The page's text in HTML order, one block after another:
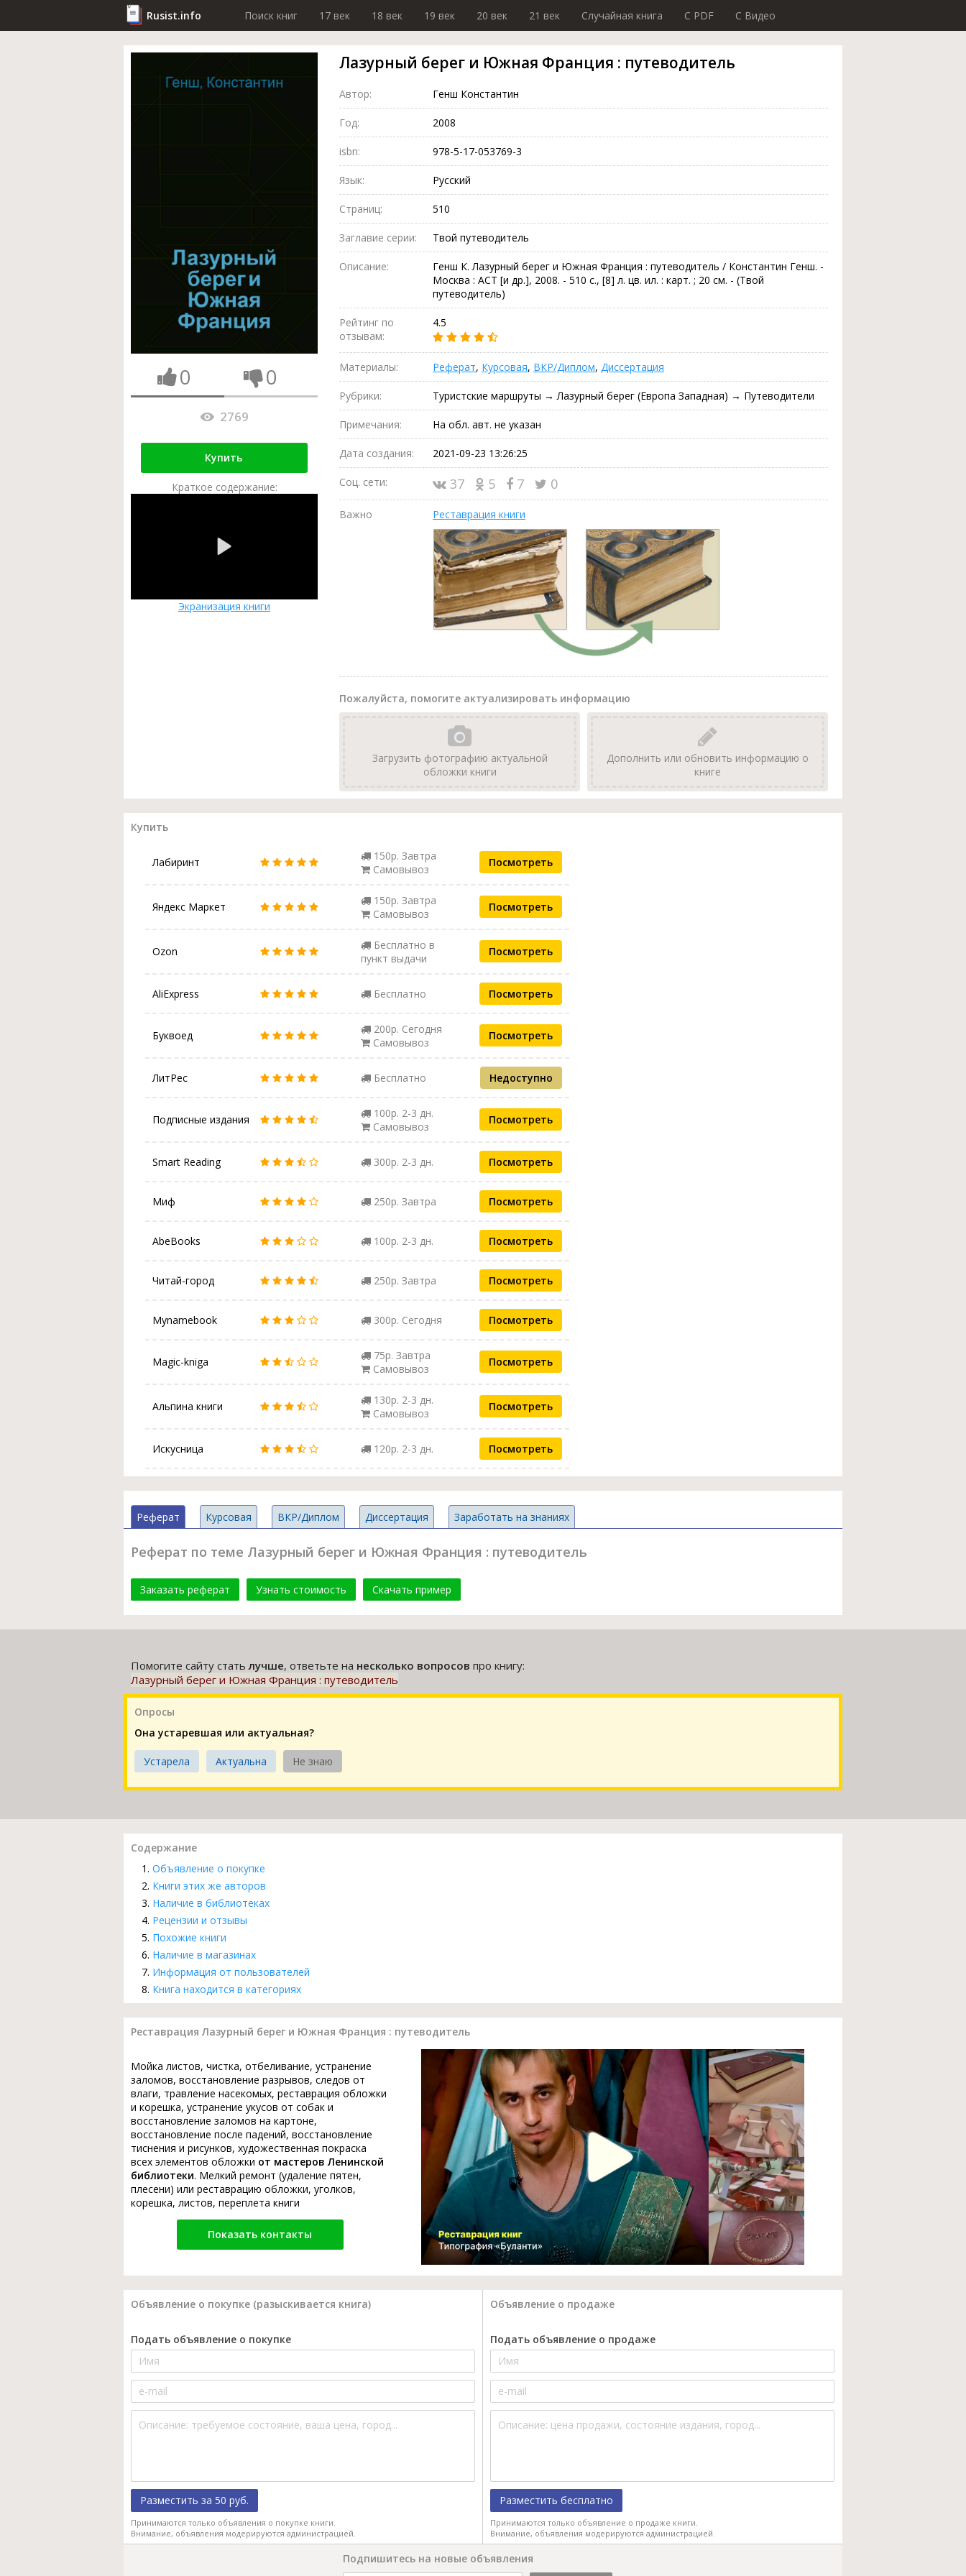
Rusist.info Поиск книг 17 век 18 век 19 век 20 век 21 век Случайная книга C PDF C Видео
0 0
2769
Купить
Краткое содержание:
Экранизация книги
Лазурный берег и Южная Франция : путеводитель
Автор: Генш Константин
Год: 2008
isbn: 978-5-17-053769-3
Язык: Русский
Страниц: 510
Заглавие серии: Твой путеводитель
Описание:
Генш К. Лазурный берег и Южная Франция : путеводитель / Константин Генш. -
Москва : АСТ [и др.], 2008. - 510 с., [8] л. цв. ил. : карт. ; 20 см. - (Твой
путеводитель)
Рейтинг по
отзывам:
4.5
Материалы: Реферат, Курсовая, ВКР/Диплом, Диссертация
Рубрики: Туристские маршруты → Лазурный берег (Европа Западная) → Путеводители
Примечания: На обл. авт. не указан
Дата создания: 2021-09-23 13:26:25
Соц. сети: 37 5 7 0
Важно Реставрация книги
Пожалуйста, помогите актуализировать информацию
Загрузить фотографию актуальной
обложки книги
Дополнить или обновить информацию о
книге
Купить
Лабиринт
150р. Завтра
Самовывоз
Посмотреть
Яндекс Маркет
150р. Завтра
Самовывоз
Посмотреть
Ozon
Бесплатно в
пункт выдачи
Посмотреть
AliExpress Бесплатно Посмотреть
Буквоед
200р. Сегодня
Самовывоз
Посмотреть
ЛитРес Бесплатно Недоступно
Подписные издания
100р. 2-3 дн.
Самовывоз
Посмотреть
Smart Reading 300р. 2-3 дн. Посмотреть
Миф 250р. Завтра Посмотреть
AbeBooks 100р. 2-3 дн. Посмотреть
Читай-город 250р. Завтра Посмотреть
Mynamebook 300р. Сегодня Посмотреть
Magic-kniga
75р. Завтра
Самовывоз
Посмотреть
Альпина книги
130р. 2-3 дн.
Самовывоз
Посмотреть
Искусница 120р. 2-3 дн. Посмотреть
Реферат Курсовая ВКР/Диплом Диссертация Заработать на знаниях
Реферат по теме Лазурный берег и Южная Франция : путеводитель
Заказать реферат Узнать стоимость Скачать пример
Помогите сайту статьлучше, ответьте на несколько вопросов про книгу:
Лазурный берег и Южная Франция : путеводитель
Опросы
Она устаревшая или актуальная?
Устарела Актуальна Не знаю
Содержание
Объявление о покупке
Книги этих же авторов
Наличие в библиотеках
Рецензии и отзывы
Похожие книги
Наличие в магазинах
Информация от пользователей
Книга находится в категориях
Реставрация Лазурный берег и Южная Франция : путеводитель
Мойка листов, чистка, отбеливание, устранение
заломов, восстановление разрывов, следов от
влаги, травление насекомых, реставрация обложки
и корешка, устранение укусов от собак и
восстановление заломов на картоне,
восстановление после падений, восстановление
тиснения и рисунков, художественная покраска
всех элементов обложки от мастеров Ленинской
библиотеки. Мелкий ремонт (удаление пятен,
плесени) или реставрацию обложки, уголков,
корешка, листов, переплета книги
Показать контакты
Объявление о покупке (разыскивается книга) Объявление о продаже
Подать объявление о покупке
Разместить за 50 руб.
Принимаются только объявления о покупке книги.
Внимание, объявления модерируются администрацией.
Подать объявление о продаже
Разместить бесплатно
Принимаются только объявление о продаже книги.
Внимание, объявления модерируются администрацией.
Подпишитесь на новые объявления